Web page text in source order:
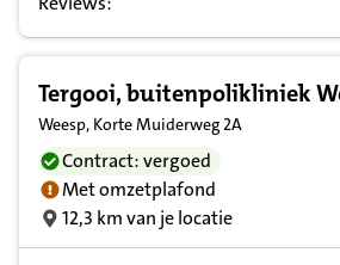
Tergooi, buitenpolikliniek
Weesp, Korte Muiderweg 2A
Contract: vergoed
Met omzetplafond
12,3 km van je locatie